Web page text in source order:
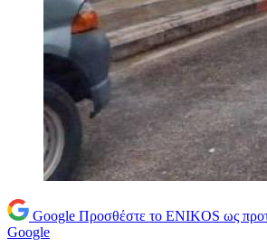
Google Προσθέστε το ENIKOS ως
Google